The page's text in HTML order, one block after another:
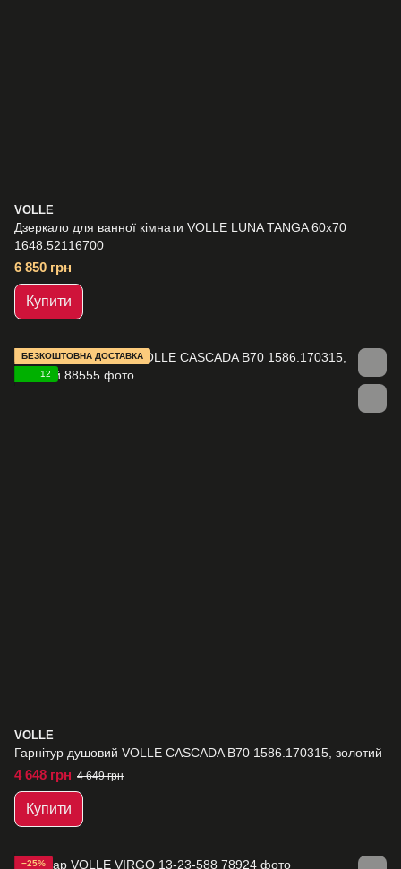
VOLLE
Дзеркало для ванної кімнати VOLLE LUNA TANGA 60x70
1648.52116700
6 850 грн
Купити
БЕЗКОШТОВНА ДОСТАВКА
12
VOLLE
Гарнітур душовий VOLLE CASCADA B70 1586.170315, золотий
4 648 грн 4 649 грн
Купити
−25%